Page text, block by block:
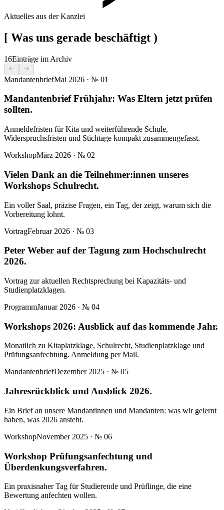
Aktuelles aus der Kanzlei
[ Was uns gerade beschäftigt )
16Einträge im Archiv
MandantenbriefMai 2026 · № 01
Mandantenbrief Frühjahr: Was Eltern jetzt prüfen
sollten.
Anmeldefristen für Kita und weiterführende Schule,
Widerspruchsfristen und Stichtage kompakt zusammengefasst.
WorkshopMärz 2026 · № 02
Vielen Dank an die Teilnehmer:innen unseres
Workshops Schulrecht.
Ein voller Saal, präzise Fragen, ein Tag, der zeigt, warum sich die
Vorbereitung lohnt.
VortragFebruar 2026 · № 03
Peter Weber auf der Tagung zum Hochschulrecht
2026.
Vortrag zur aktuellen Rechtsprechung bei Kapazitäts- und
Studienplatzklagen.
ProgrammJanuar 2026 · № 04
Workshops 2026: Ausblick auf das kommende Jahr.
Monatlich zu Kitaplatzklage, Schulrecht, Studienplatzklage und
Prüfungsanfechtung. Anmeldung per Mail.
MandantenbriefDezember 2025 · № 05
Jahresrückblick und Ausblick 2026.
Ein Brief an unsere Mandantinnen und Mandanten: was wir gelernt
haben, was 2026 ansteht.
WorkshopNovember 2025 · № 06
Workshop Prüfungsanfechtung und
Überdenkungsverfahren.
Ein praxisnaher Tag für Studierende und Prüflinge, die eine
Bewertung anfechten wollen.